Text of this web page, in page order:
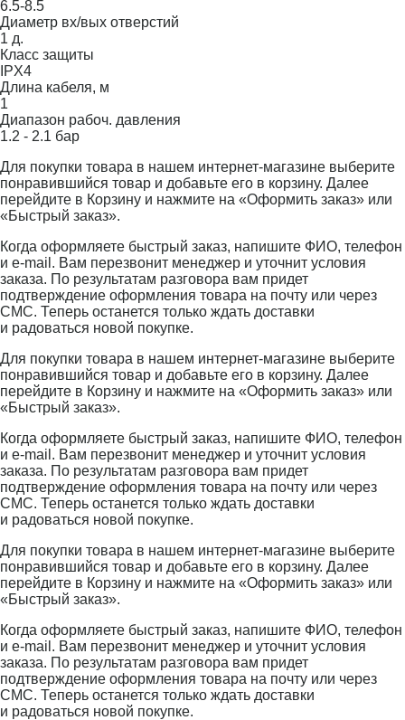
6.5-8.5
Диаметр вх/вых отверстий
1 д.
Класс защиты
IPX4
Длина кабеля, м
1
Диапазон рабоч. давления
1.2 - 2.1 бар
Для покупки товара в нашем интернет-магазине выберите
понравившийся товар и добавьте его в корзину. Далее
перейдите в Корзину и нажмите на «Оформить заказ» или
«Быстрый заказ».
Когда оформляете быстрый заказ, напишите ФИО, телефон
и e-mail. Вам перезвонит менеджер и уточнит условия
заказа. По результатам разговора вам придет
подтверждение оформления товара на почту или через
СМС. Теперь останется только ждать доставки
и радоваться новой покупке.
Для покупки товара в нашем интернет-магазине выберите
понравившийся товар и добавьте его в корзину. Далее
перейдите в Корзину и нажмите на «Оформить заказ» или
«Быстрый заказ».
Когда оформляете быстрый заказ, напишите ФИО, телефон
и e-mail. Вам перезвонит менеджер и уточнит условия
заказа. По результатам разговора вам придет
подтверждение оформления товара на почту или через
СМС. Теперь останется только ждать доставки
и радоваться новой покупке.
Для покупки товара в нашем интернет-магазине выберите
понравившийся товар и добавьте его в корзину. Далее
перейдите в Корзину и нажмите на «Оформить заказ» или
«Быстрый заказ».
Когда оформляете быстрый заказ, напишите ФИО, телефон
и e-mail. Вам перезвонит менеджер и уточнит условия
заказа. По результатам разговора вам придет
подтверждение оформления товара на почту или через
СМС. Теперь останется только ждать доставки
и радоваться новой покупке.